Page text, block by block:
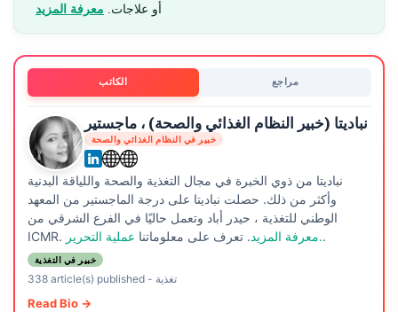
أو علاجات. معرفة المزيد
الكاتب مراجع
نباديتا (خبير النظام الغذائي والصحة) ، ماجستير
خبير في النظام الغذائي والصحة
نباديتا من ذوي الخبرة في مجال التغذية والصحة واللياقة البدنية
وأكثر من ذلك. حصلت نباديتا على درجة الماجستير من المعهد
الوطني للتغذية ، حيدر أباد وتعمل حاليًا في الفرع الشرقي من
ICMR.
معرفة المزيد. تعرف على معلوماتنا عملية التحرير..
خبير في التغذية
338 article(s) published- تغذية
Read Bio →